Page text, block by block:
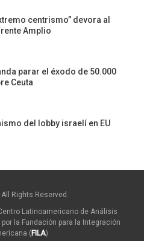
centrismo” devora al
Amplio
parar el éxodo de 50.000
Ceuta
del lobby israelí en EU
Rights Reserved.
Latinoamericano de Análisis
la Fundación para la Integración
( FILA)